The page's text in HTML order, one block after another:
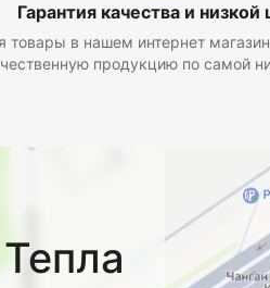
Гарантия качества и низкой
товары в нашем интернет
продукцию по самой